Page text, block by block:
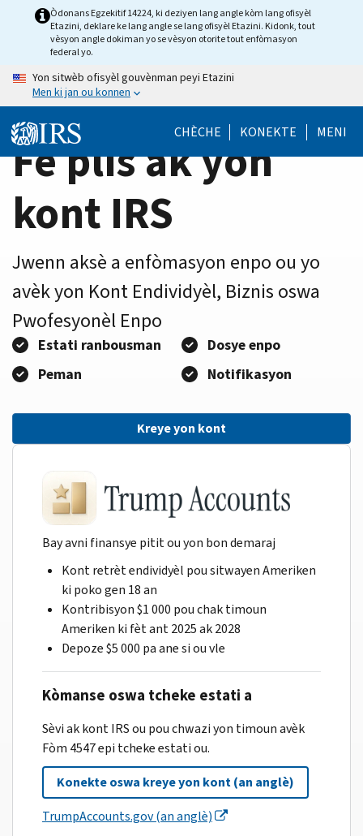
HomeÒdonans Egzekitif 14224, ki deziyen lang angle kòm lang ofisyèl
Etazini, deklare ke lang angle se lang ofisyèl Etazini. Kidonk, tout
vèsyon angle dokiman yo se vèsyon otorite tout enfòmasyon
federal yo.
Yon sitwèb ofisyèl gouvènman peyi Etazini
Men ki jan ou konnen
CHÈCHE KONEKTE MENI
Fè plis ak yon
kont IRS
Jwenn aksè a enfòmasyon enpo ou yo
avèk yon Kont Endividyèl, Biznis oswa
Pwofesyonèl Enpo
Estati ranbousman
Dosye enpo
Peman
Notifikasyon
Kreye yon kont
Bay avni finansye pitit ou yon bon demaraj
Kont retrèt endividyèl pou sitwayen Ameriken
ki poko gen 18 an
Kontribisyon $1 000 pou chak timoun
Ameriken ki fèt ant 2025 ak 2028
Depoze $5 000 pa ane si ou vle
Kòmanse oswa tcheke estati a
Sèvi ak kont IRS ou pou chwazi yon timoun avèk
Fòm 4547 epi tcheke estati ou.
Konekte oswa kreye yon kont (an anglè)
TrumpAccounts.gov (an anglè)